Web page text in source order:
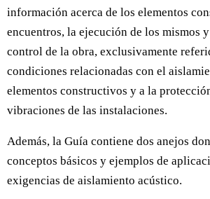
información acerca de los elementos
encuentros, la ejecución de los mismos
control de la obra, exclusivamente
condiciones relacionadas con el
elementos constructivos y a la
vibraciones de las instalaciones.
Además, la Guía contiene dos anejos
conceptos básicos y ejemplos de
exigencias de aislamiento acústico.